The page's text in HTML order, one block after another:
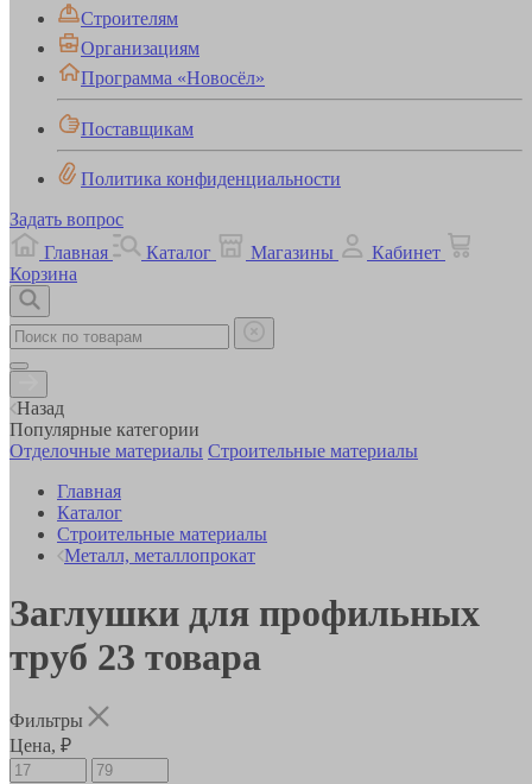
Строителям
Организациям
Программа «Новосёл»
Поставщикам
Политика конфиденциальности
Задать вопрос
Главная
Каталог Магазины
Кабинет
Корзина
Назад
Популярные категории
Отделочные материалы Строительные материалы
Главная
Каталог
Строительные материалы
Металл, металлопрокат
Заглушки для профильных
труб 23 товара
Фильтры
Цена, ₽